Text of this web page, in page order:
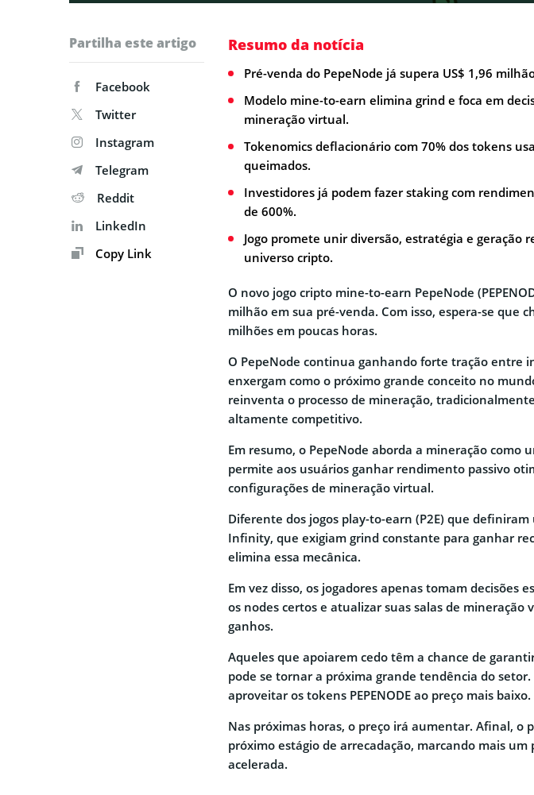
Partilha este artigo
Facebook
Twitter
Instagram
Telegram
Reddit
LinkedIn
Copy Link
Resumo da notícia
Pré-venda do PepeNode já supera US$ 1,96
Modelo mine-to-earn elimina grind e foca em
mineração virtual.
Tokenomics deflacionário com 70% dos tokens
queimados.
Investidores já podem fazer staking com
de 600%.
Jogo promete unir diversão, estratégia e geração
universo cripto.
O novo jogo cripto mine-to-earn PepeNode
milhão em sua pré-venda. Com isso, espera-se que
milhões em poucas horas.
O PepeNode continua ganhando forte tração entre
enxergam como o próximo grande conceito no
reinventa o processo de mineração,
altamente competitivo.
Em resumo, o PepeNode aborda a mineração como
permite aos usuários ganhar rendimento passivo
configurações de mineração virtual.
Diferente dos jogos play-to-earn (P2E) que definiram
Infinity, que exigiam grind constante para ganhar
elimina essa mecânica.
Em vez disso, os jogadores apenas tomam decisões
os nodes certos e atualizar suas salas de mineração
ganhos.
Aqueles que apoiarem cedo têm a chance de
pode se tornar a próxima grande tendência do setor.
aproveitar os tokens PEPENODE ao preço mais baixo.
Nas próximas horas, o preço irá aumentar. Afinal, o
próximo estágio de arrecadação, marcando mais um
acelerada.